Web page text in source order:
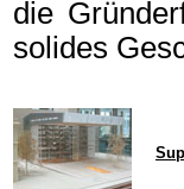
die
solides